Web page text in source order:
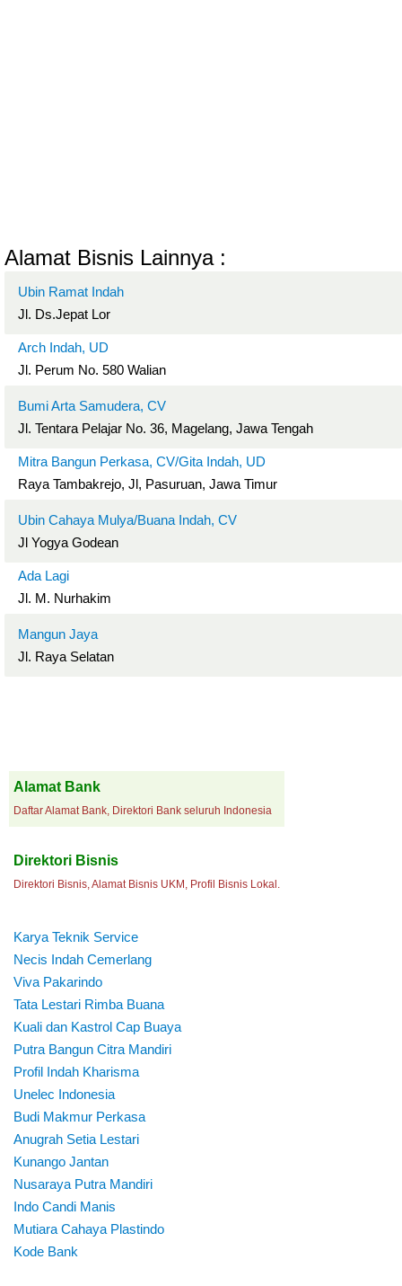
Alamat Bisnis Lainnya :
Ubin Ramat Indah
Jl. Ds.Jepat Lor
Arch Indah, UD
Jl. Perum No. 580 Walian
Bumi Arta Samudera, CV
Jl. Tentara Pelajar No. 36, Magelang, Jawa Tengah
Mitra Bangun Perkasa, CV/Gita Indah, UD
Raya Tambakrejo, Jl, Pasuruan, Jawa Timur
Ubin Cahaya Mulya/Buana Indah, CV
Jl Yogya Godean
Ada Lagi
Jl. M. Nurhakim
Mangun Jaya
Jl. Raya Selatan
Alamat Bank
Daftar Alamat Bank, Direktori Bank seluruh Indonesia
Direktori Bisnis
Direktori Bisnis, Alamat Bisnis UKM, Profil Bisnis Lokal.
Karya Teknik Service
Necis Indah Cemerlang
Viva Pakarindo
Tata Lestari Rimba Buana
Kuali dan Kastrol Cap Buaya
Putra Bangun Citra Mandiri
Profil Indah Kharisma
Unelec Indonesia
Budi Makmur Perkasa
Anugrah Setia Lestari
Kunango Jantan
Nusaraya Putra Mandiri
Indo Candi Manis
Mutiara Cahaya Plastindo
Kode Bank